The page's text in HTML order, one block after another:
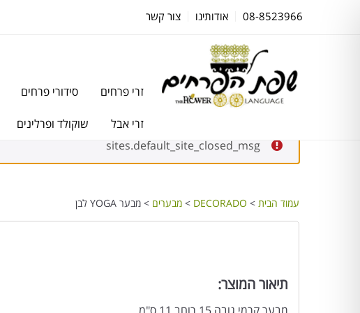
08-8523966 אודותינו צור קשר
זרי פרחים סידורי פרחים
זרי אבל שוקולד ופרלינים
sites.default_site_closed_msg
עמוד הבית >
DECORADO
> מבערים > מבער YOGA לבן
תיאור המוצר: